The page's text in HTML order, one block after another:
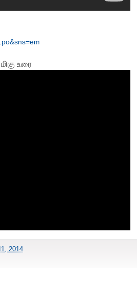
உரை
2014